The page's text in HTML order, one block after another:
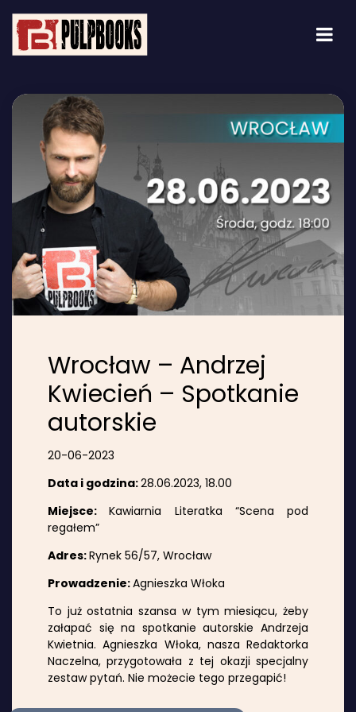
Wrocław – Andrzej
Kwiecień – Spotkanie
autorskie
20-06-2023
Data i godzina:28.06.2023, 18.00
Miejsce:Kawiarnia Literatka “Scena pod
regałem”
Adres:Rynek 56/57, Wrocław
Prowadzenie:Agnieszka Włoka
To już ostatnia szansa w tym miesiącu, żeby
załapać się na spotkanie autorskie Andrzeja
Kwietnia. Agnieszka Włoka, nasza Redaktorka
Naczelna, przygotowała z tej okazji specjalny
zestaw pytań. Nie możecie tego przegapić!